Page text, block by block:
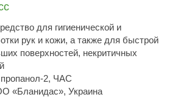
для гигиенической и
рук и кожи, а также для быстрой
поверхностей, некритичных
2, ЧАС
«Бланидас», Украина